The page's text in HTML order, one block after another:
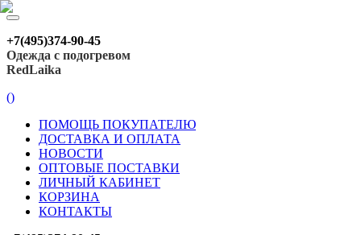
+7(495)374-90-45
Одежда с подогревом
RedLaika
()
ПОМОЩЬ ПОКУПАТЕЛЮ
ДОСТАВКА И ОПЛАТА
НОВОСТИ
ОПТОВЫЕ ПОСТАВКИ
ЛИЧНЫЙ КАБИНЕТ
КОРЗИНА
КОНТАКТЫ